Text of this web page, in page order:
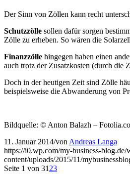
Der Sinn von Zöllen kann recht
Schutzzölle sollen dafür sorgen
Zölle zu erheben. So wären die
Finanzzölle hingegen haben einen
auch trotz der Zusatzkosten (durch die
Doch in der heutigen Zeit sind Zölle
beispielsweise die Abwanderung von
Bildquelle: © Anton Balazh –
11. Januar 2014/von Andreas Langa
https://i0.wp.com/my-business-
content/uploads/2015/11/
Seite 1 von 31 23